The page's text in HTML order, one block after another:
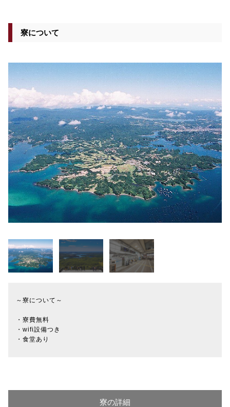
寮について
～寮について～
・寮費無料
・wifi設備つき
・食堂あり
寮の詳細